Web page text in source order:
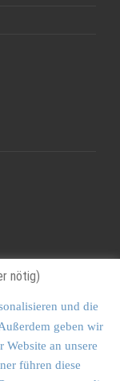
nötig)
und die
geben wir
an unsere
führen diese